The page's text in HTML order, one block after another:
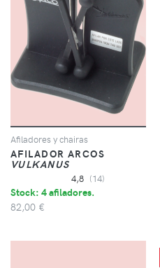
Afiladores y chairas
AFILADOR ARCOS
VULKANUS
4,8 (14)
Stock: 4 afiladores.
82,00 €